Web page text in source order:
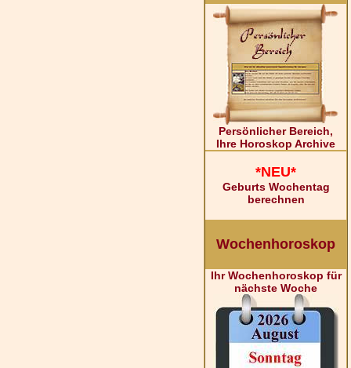
Persönlicher Bereich,
Ihre Horoskop Archive
*NEU*
Geburts Wochentag
berechnen
Wochenhoroskop
Ihr Wochenhoroskop für
nächste Woche